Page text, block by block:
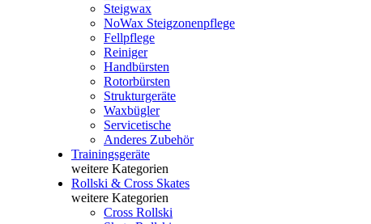
Steigwax
NoWax Steigzonenpflege
Fellpflege
Reiniger
Handbürsten
Rotorbürsten
Strukturgeräte
Waxbügler
Servicetische
Anderes Zubehör
Trainingsgeräte
weitere Kategorien
Rollski & Cross Skates
weitere Kategorien
Cross Rollski